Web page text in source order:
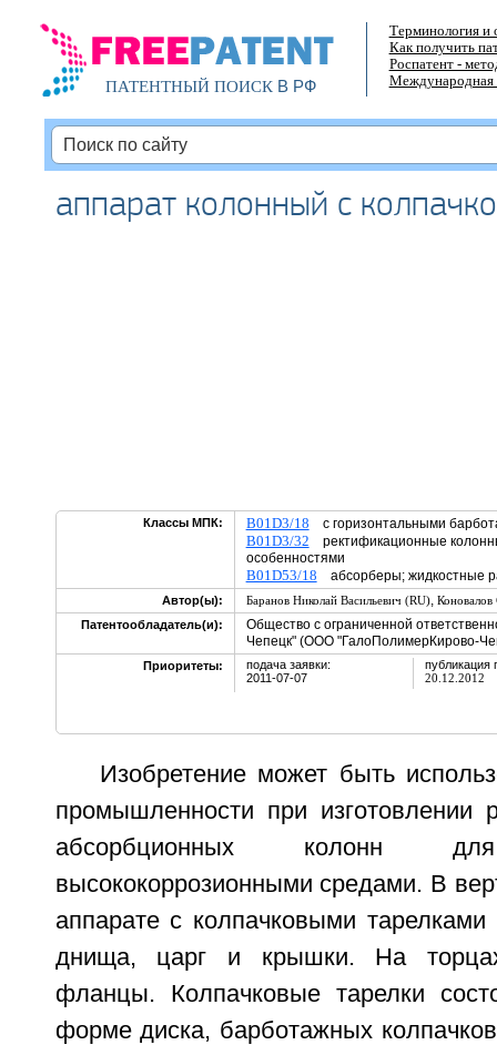
ПАТЕНТНЫЙ ПОИСКВ РФ
Терминология и
Как получить
Роспатент -
Международная
аппарат колонный с
Классы МПК: B01D3/18 с горизонтальными
B01D3/32 ректификационные
особенностями
B01D53/18 абсорберы; жидкостные
Автор(ы): Баранов Николай Васильевич (RU), Коновалов
Патентообладатель(и):
Общество с ограниченной
Чепецк" (ООО "ГалоПолимерКирово-
Приоритеты:
подача заявки:
2011-07-07
публикация
20.12.2012
Изобретение может быть
промышленности при изготовлении
абсорбционных колонн
высококоррозионными средами. В
аппарате с колпачковыми
днища, царг и крышки. На
фланцы. Колпачковые тарелки
форме диска, барботажных